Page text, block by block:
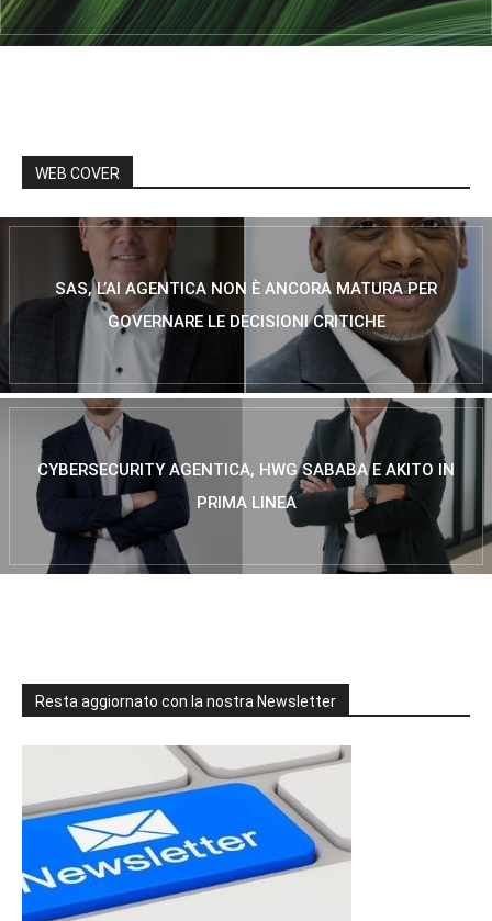
WEB COVER
SAS, L’AI AGENTICA NON È ANCORA MATURA PER
GOVERNARE LE DECISIONI CRITICHE
CYBERSECURITY AGENTICA, HWG SABABA E AKITO IN
PRIMA LINEA
Resta aggiornato con la nostra Newsletter